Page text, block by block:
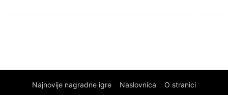
Najnovije nagradne igre Naslovnica O stranici